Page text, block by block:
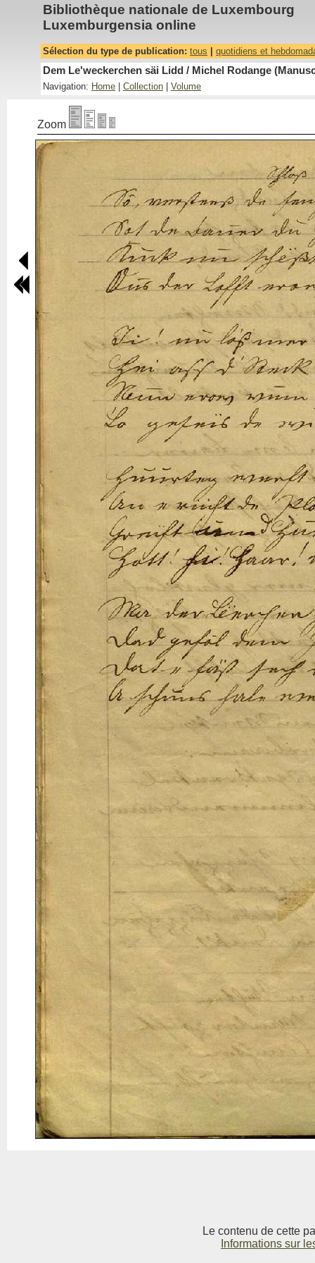
Bibliothèque nationale de Luxembourg
Luxemburgensia online
Sélection du type de publication: tous quotidiens et
Dem Le'weckerchen säi Lidd / Michel Rodange
Navigation: Home Collection Volume
Zoom
Le contenu de cette
Informations sur